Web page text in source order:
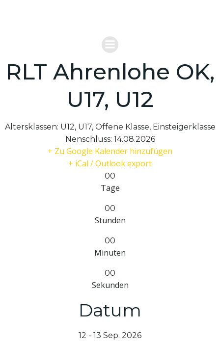
RLT Ahrenlohe OK,
U17, U12
Altersklassen: U12, U17, Offene Klasse, Einsteigerklasse
Nenschluss: 14.08.2026
+ Zu Google Kalender hinzufügen
+ iCal / Outlook export
00
Tage
00
Stunden
00
Minuten
00
Sekunden
Datum
12 - 13 Sep. 2026